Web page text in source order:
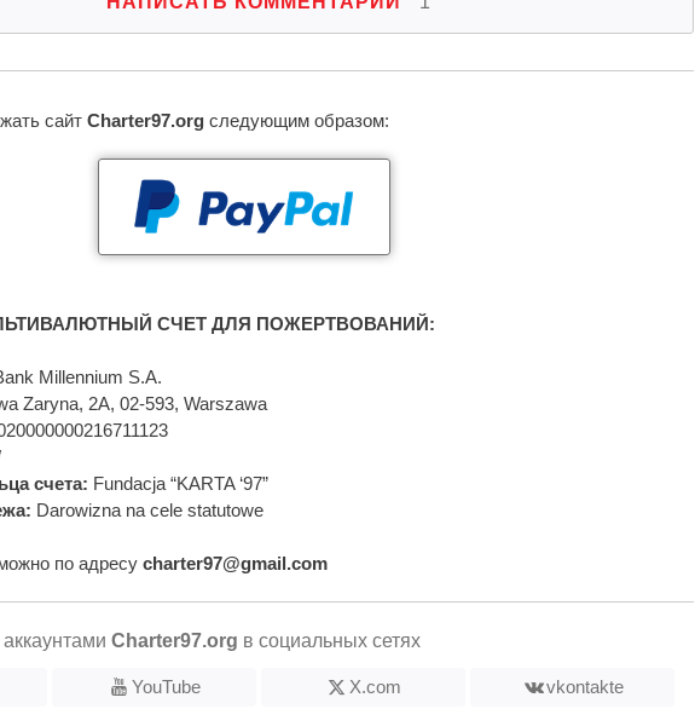
сайт Charter97.org следующим образом:
СЧЕТ ДЛЯ ПОЖЕРТВОВАНИЙ:
Millennium S.A.
Zaryna, 2A, 02-593, Warszawa
счета: Fundacja “KARTA ‘97”
Darowizna na cele statutowe
по адресу charter97@gmail.com
Charter97.org в социальных сетях
YouTube X.com vkontakte